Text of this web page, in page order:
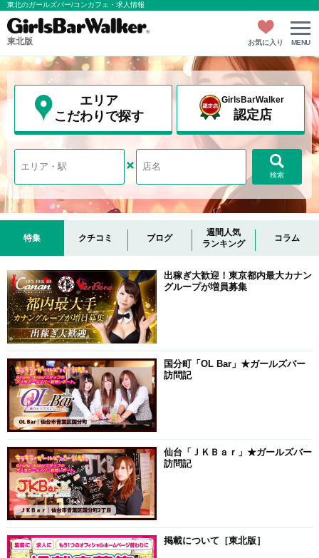
東北のガールズバー/コンカフェ・求人情報
東北版 お気に入り MENU
エリア
こだわりで探す
GirlsBarWalker
認定店
特集 クチコミ ブログ
週間人気
ランキング
コラム
出稼ぎ大歓迎！東京都内最大カナン
グループが増員募集
国分町「OL Bar」★ガールズバー
訪問記
仙台「ＪＫＢａｒ」★ガールズバー
訪問記
掲載について［東北版］